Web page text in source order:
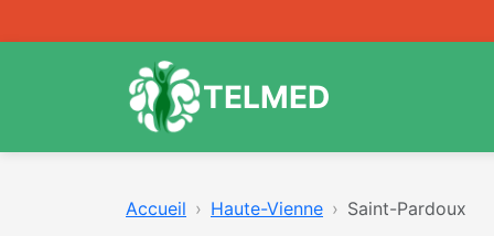
TELMED
Accueil Haute-Vienne Saint-Pardoux